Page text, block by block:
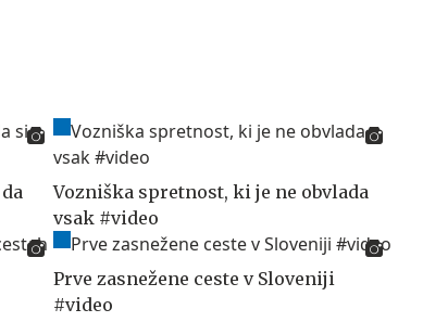
Vozniška spretnost, ki je ne obvlada
vsak #video
Prve zasnežene ceste v Sloveniji
#video